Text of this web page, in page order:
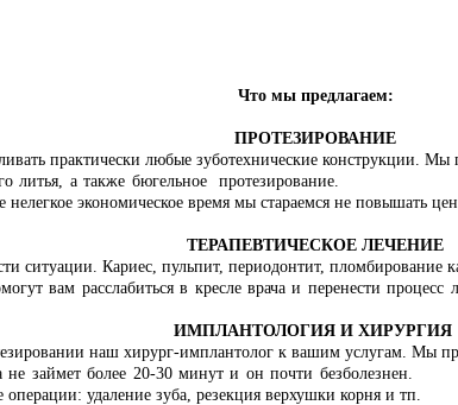
Что мы предлагаем:
ПРОТЕЗИРОВАНИЕ
практически любые зуботехнические конструкции.
литья, а также бюгельное протезирование.
экономическое время мы стараемся не повышать
ТЕРАПЕВТИЧЕСКОЕ ЛЕЧЕНИЕ
ситуации. Кариес, пульпит, периодонтит, пломбирование
вам расслабиться в кресле врача и перенести
ИМПЛАНТОЛОГИЯ И ХИРУРГИЯ
наш хирург-имплантолог к вашим услугам. Мы
займет более 20-30 минут и он почти безболезнен.
удаление зуба, резекция верхушки корня и тп.